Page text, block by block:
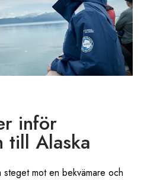
inför
till Alaska
mot en bekvämare och